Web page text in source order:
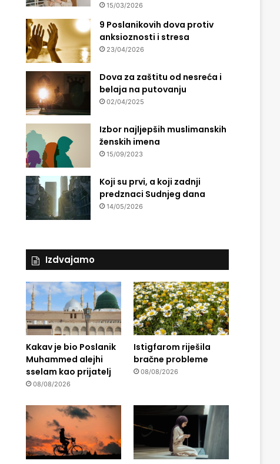
15/03/2026
9 Poslanikovih dova protiv
anksioznosti i stresa
23/04/2026
Dova za zaštitu od nesreća i
belaja na putovanju
02/04/2025
Izbor najljepših muslimanskih
ženskih imena
15/09/2023
Koji su prvi, a koji zadnji
predznaci Sudnjeg dana
14/05/2026
Izdvajamo
Kakav je bio Poslanik
Muhammed alejhi
sselam kao prijatelj
08/08/2026
Istigfarom riješila
bračne probleme
08/08/2026